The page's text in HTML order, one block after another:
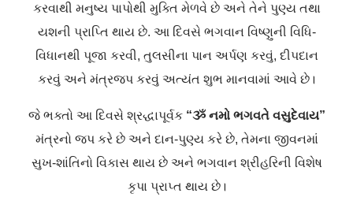
કરવાથી મનુષ્ય પાપોથી મુક્તિ મેળવે છે અને તેને પુણ્ય તથા
યશની પ્રાપ્તિ થાય છે. આ દિવસે ભગવાન વિષ્ણુની વિધિ-
વિધાનથી પૂજા કરવી, તુલસીના પાન અર્પણ કરવું, દીપદાન
કરવું અને મંત્રજપ કરવું અત્યંત શુભ માનવામાં આવે છે।
જે ભક્તો આ દિવસે શ્રદ્ધાપૂર્વક “ૐ નમો ભગવતે વસુદેવાય”
મંત્રનો જપ કરે છે અને દાન-પુણ્ય કરે છે, તેમના જીવનમાં
સુખ-શાંતિનો વિકાસ થાય છે અને ભગવાન શ્રીહરિની વિશેષ
કૃપા પ્રાપ્ત થાય છે।